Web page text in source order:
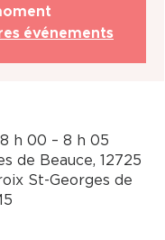
événements
h 00 – 8 h 05
de Beauce, 12725
St-Georges de